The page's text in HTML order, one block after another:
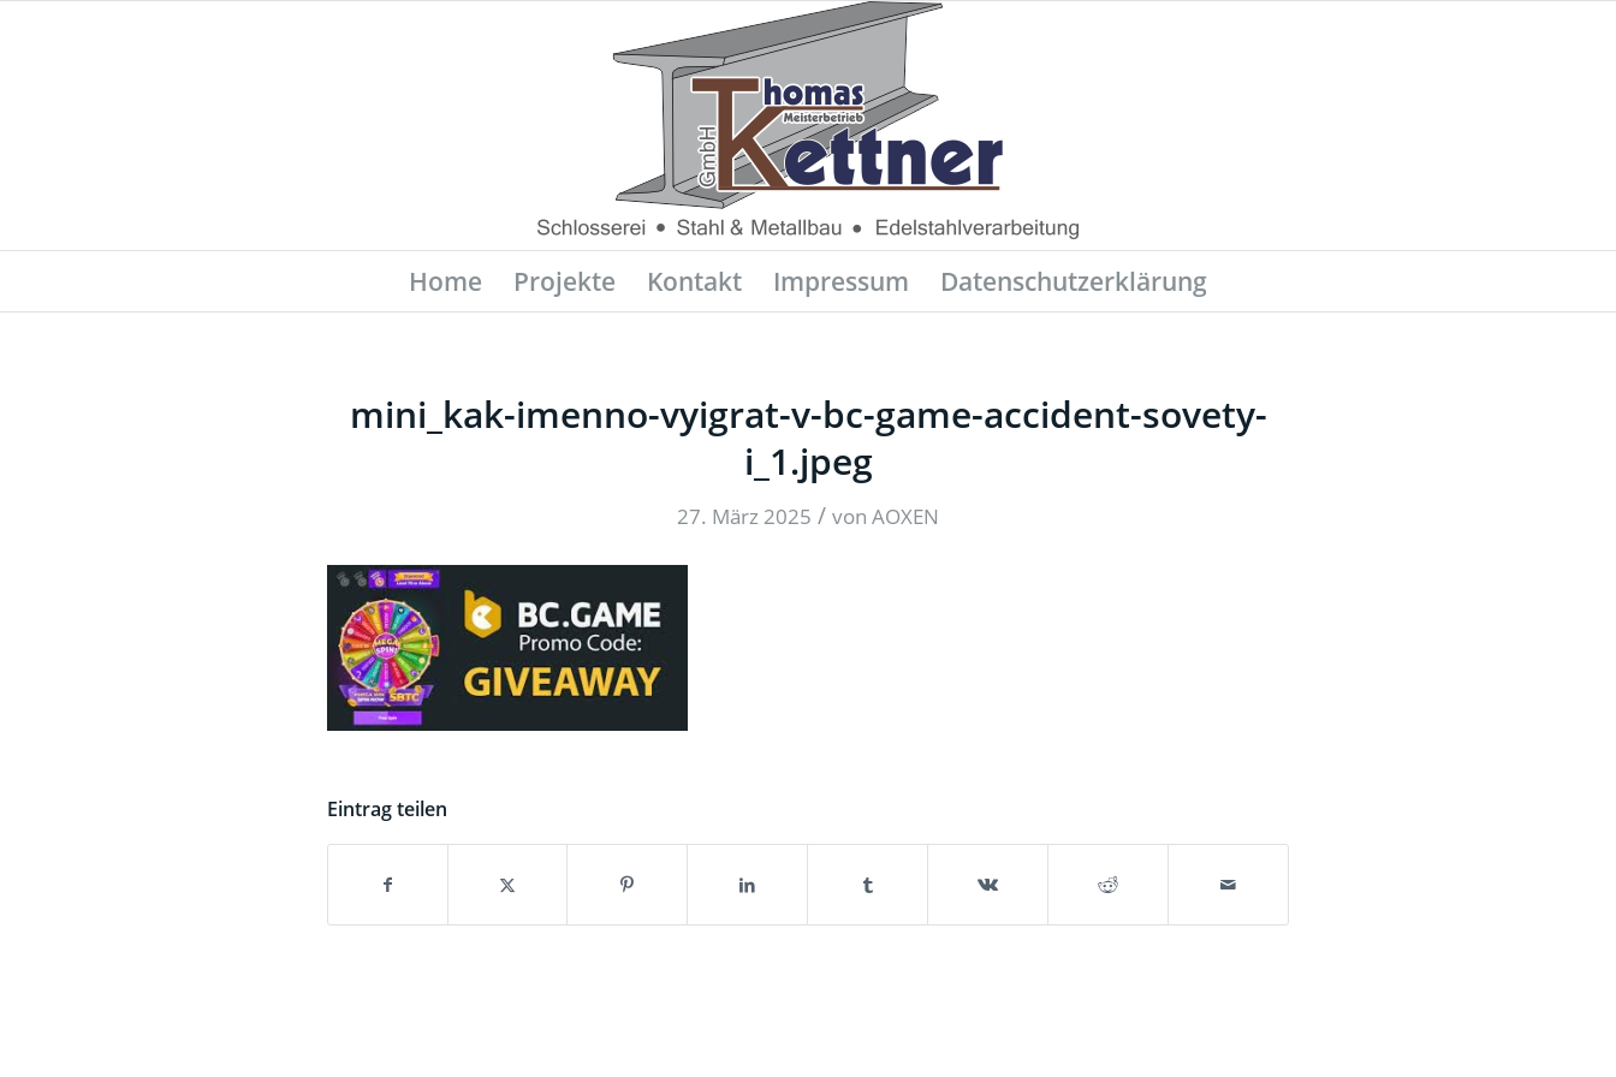
Home Projekte Kontakt Impressum Datenschutzerklärung
mini_kak-imenno-vyigrat-v-bc-game-accident-sovety-
i_1.jpeg
27. März 2025 / von AOXEN
Eintrag teilen